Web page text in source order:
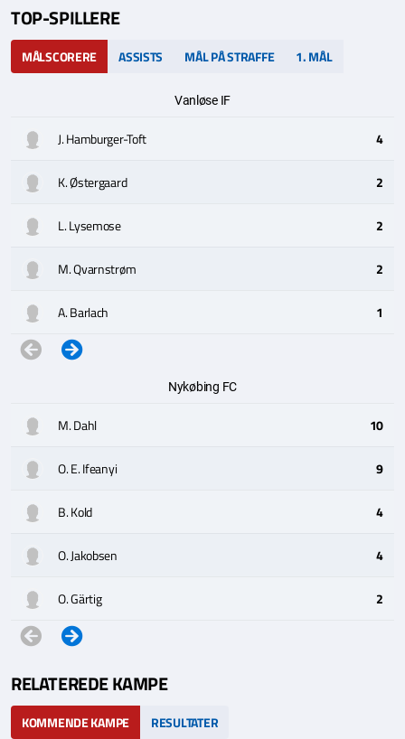
TOP-SPILLERE
MÅLSCORERE ASSISTS MÅL PÅ STRAFFE 1. MÅL
Vanløse IF
J. Hamburger-Toft 4
K. Østergaard 2
L. Lysemose 2
M. Qvarnstrøm 2
A. Barlach 1
Nykøbing FC
M. Dahl 10
O. E. Ifeanyi 9
B. Kold 4
O. Jakobsen 4
O. Gärtig 2
RELATEREDE KAMPE
KOMMENDE KAMPE RESULTATER